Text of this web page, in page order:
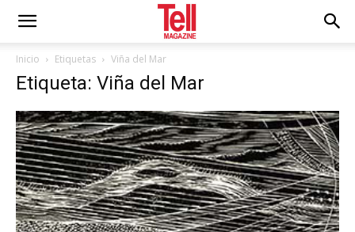
Inicio Etiquetas Viña del Mar
Etiqueta: Viña del Mar